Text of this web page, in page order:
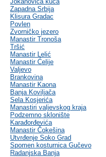
Zapadna Srbija
Klisura Gradac
Povlen
Zvorničko jezero
Manastir Tronoša
Tršić
Manastir Lelić
Manastir Ćelije
Valjevo
Brankovina
Manastir Kaona
Banja Koviljača
Sela Kosjerića
Manastiri valjevskog kraja
Podzemno sklonište
Karađorđevića
Manastir Čokešina
Utvrđenje Soko Grad
Spomen kosturnica Gučevo
Radanjska Banja